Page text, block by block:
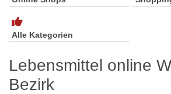
Alle Kategorien
Lebensmittel online
Bezirk